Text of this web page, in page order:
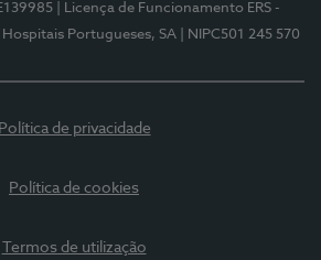
| Licença de Funcionamento ERS -
Hospitais Portugueses, SA | NIPC501 245 570
Política de privacidade
Política de cookies
Termos de utilização